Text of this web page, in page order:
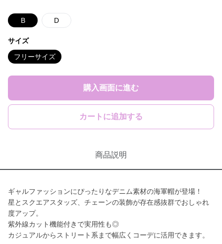
B D
サイズ
フリーサイズ
購入画面に進む
カートに追加する
商品説明
ギャルファッションにぴったりなデニム素材の海軍帽が登場！
星とスクエアスタッズ、チェーンの装飾が存在感抜群でおしゃれ
度アップ。
紫外線カット機能付きで実用性も◎
カジュアルからストリート系まで幅広くコーデに活用できます。